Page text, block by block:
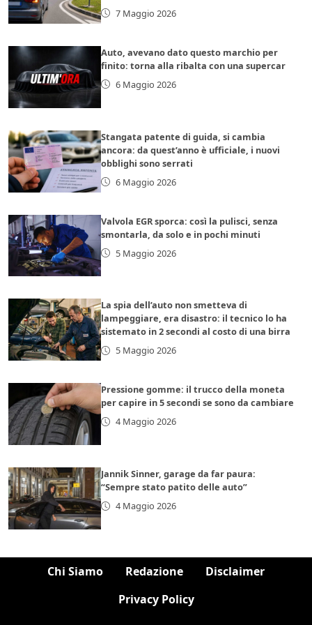
7 Maggio 2026
Auto, avevano dato questo marchio per
finito: torna alla ribalta con una supercar
6 Maggio 2026
Stangata patente di guida, si cambia
ancora: da quest’anno è ufficiale, i nuovi
obblighi sono serrati
6 Maggio 2026
Valvola EGR sporca: così la pulisci, senza
smontarla, da solo e in pochi minuti
5 Maggio 2026
La spia dell’auto non smetteva di
lampeggiare, era disastro: il tecnico lo ha
sistemato in 2 secondi al costo di una birra
5 Maggio 2026
Pressione gomme: il trucco della moneta
per capire in 5 secondi se sono da cambiare
4 Maggio 2026
Jannik Sinner, garage da far paura:
“Sempre stato patito delle auto”
4 Maggio 2026
Chi Siamo Redazione
Disclaimer
Privacy Policy